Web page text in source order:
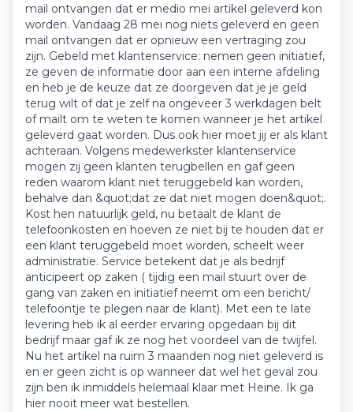
mail ontvangen dat er medio mei artikel geleverd kon
worden. Vandaag 28 mei nog niets geleverd en geen
mail ontvangen dat er opnieuw een vertraging zou
zijn. Gebeld met klantenservice: nemen geen initiatief,
ze geven de informatie door aan een interne afdeling
en heb je de keuze dat ze doorgeven dat je je geld
terug wilt of dat je zelf na ongeveer 3 werkdagen belt
of mailt om te weten te komen wanneer je het artikel
geleverd gaat worden. Dus ook hier moet jij er als klant
achteraan. Volgens medewerkster klantenservice
mogen zij geen klanten terugbellen en gaf geen
reden waarom klant niet teruggebeld kan worden,
behalve dan &quot;dat ze dat niet mogen doen&quot;.
Kost hen natuurlijk geld, nu betaalt de klant de
telefoonkosten en hoeven ze niet bij te houden dat er
een klant teruggebeld moet worden, scheelt weer
administratie. Service betekent dat je als bedrijf
anticipeert op zaken ( tijdig een mail stuurt over de
gang van zaken en initiatief neemt om een bericht/
telefoontje te plegen naar de klant). Met een te late
levering heb ik al eerder ervaring opgedaan bij dit
bedrijf maar gaf ik ze nog het voordeel van de twijfel.
Nu het artikel na ruim 3 maanden nog niet geleverd is
en er geen zicht is op wanneer dat wel het geval zou
zijn ben ik inmiddels helemaal klaar met Heine. Ik ga
hier nooit meer wat bestellen.